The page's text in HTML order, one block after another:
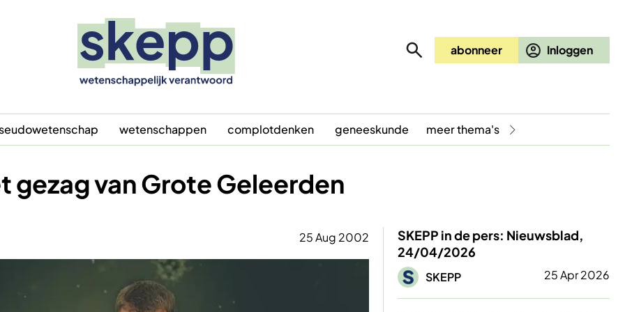
abonneer
wetenschappen complotdenken geneeskunde meer thema's
gezag van Grote Geleerden
25 Aug 2002
SKEPP in de pers: Nieuwsblad,
24/04/2026
Afbeelding
SKEPP 25 Apr 2026